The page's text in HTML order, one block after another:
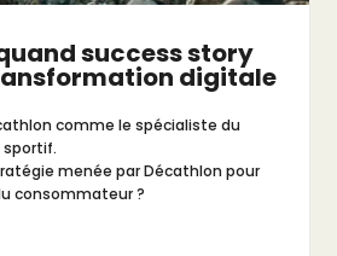
success story
digitale
comme le spécialiste du
menée par Décathlon pour
consommateur ?